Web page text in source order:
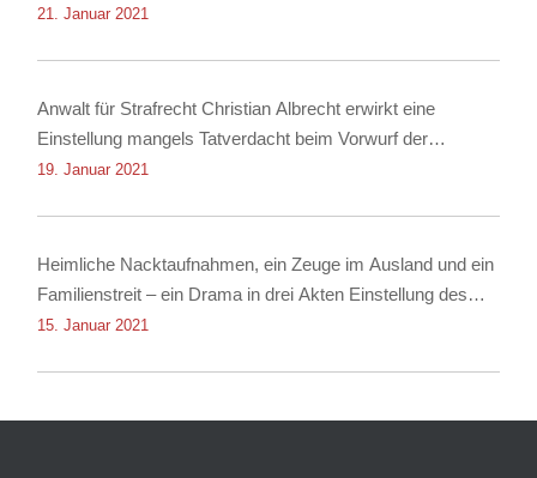
Besitzes von Kokain!
21. Januar 2021
Anwalt für Strafrecht Christian Albrecht erwirkt eine
Einstellung mangels Tatverdacht beim Vorwurf der
Nachstellung
19. Januar 2021
Heimliche Nacktaufnahmen, ein Zeuge im Ausland und ein
Familienstreit – ein Drama in drei Akten Einstellung des
Verfahrens dank Rechtsanwalt für Strafrecht Christian
15. Januar 2021